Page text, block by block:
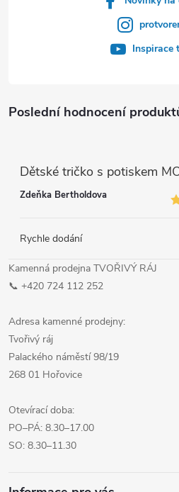
Poslední hodnocení
Zdeňka Bertholdova
Rychle dodání
Kamenná prodejna TVOŘIVÝ RÁJ
📞 +420 724 112 252
Adresa kamenné prodejny:
Tvořivý ráj
Palackého náměstí 98/19
268 01 Hořovice
Otevírací doba:
PO–PÁ: 8.30–17.00
SO: 8.30–11.30
Inspirace